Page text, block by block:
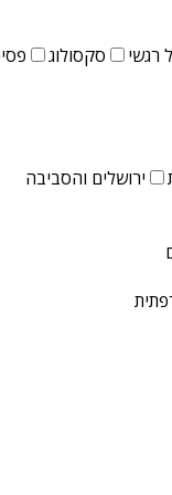
רגשי סקסולוג
ירושלים והסביבה